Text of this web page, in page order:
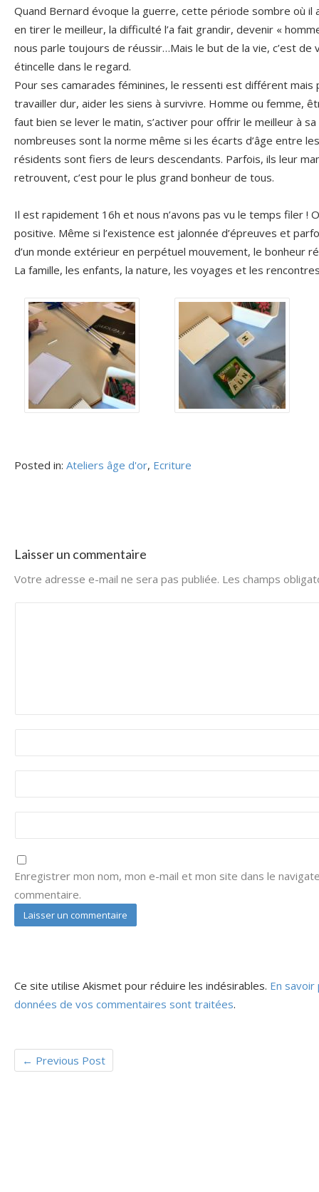
Quand Bernard évoque la guerre, cette période sombre où il
en tirer le meilleur, la difficulté l’a fait grandir, devenir «
nous parle toujours de réussir…Mais le but de la vie, c’est
étincelle dans le regard.
Pour ses camarades féminines, le ressenti est différent mais
travailler dur, aider les siens à survivre. Homme ou femme,
faut bien se lever le matin, s’activer pour offrir le meilleur à sa
nombreuses sont la norme même si les écarts d’âge entre
résidents sont fiers de leurs descendants. Parfois, ils leur
retrouvent, c’est pour le plus grand bonheur de tous.
Il est rapidement 16h et nous n’avons pas vu le temps filer !
positive. Même si l’existence est jalonnée d’épreuves et
d’un monde extérieur en perpétuel mouvement, le bonheur
La famille, les enfants, la nature, les voyages et les
Posted in: Ateliers âge d'or, Ecriture
Laisser un commentaire
Votre adresse e-mail ne sera pas publiée. Les champs
Enregistrer mon nom, mon e-mail et mon site dans le
commentaire.
Ce site utilise Akismet pour réduire les indésirables. En
données de vos commentaires sont traitées.
← Previous Post